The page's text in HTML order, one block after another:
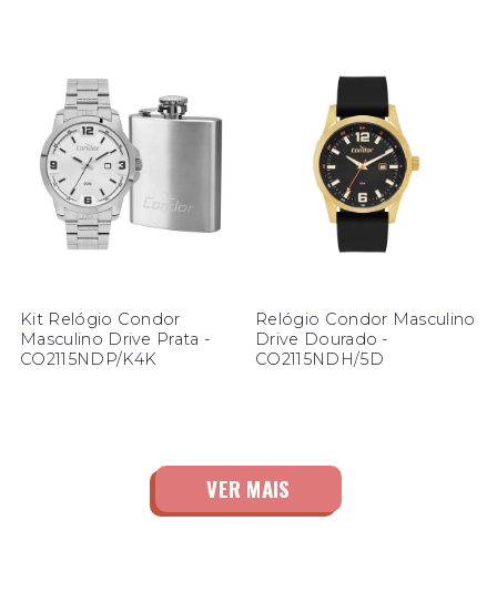
Kit Relógio Condor
Masculino Drive Prata -
CO2115NDP/K4K
Relógio Condor Masculino
Drive Dourado -
CO2115NDH/5D